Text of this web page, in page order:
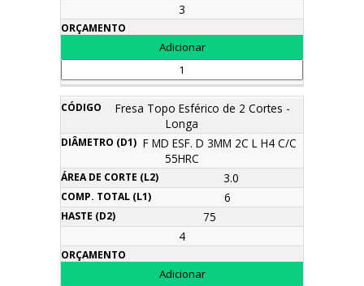
3
Fresa Topo Esférico de 2 Cortes -
Longa
F MD ESF. D 3MM 2C L H4 C/C
55HRC
3.0
6
75
4